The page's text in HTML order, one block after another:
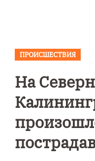
ПРОИСШЕСТВИЯ
На